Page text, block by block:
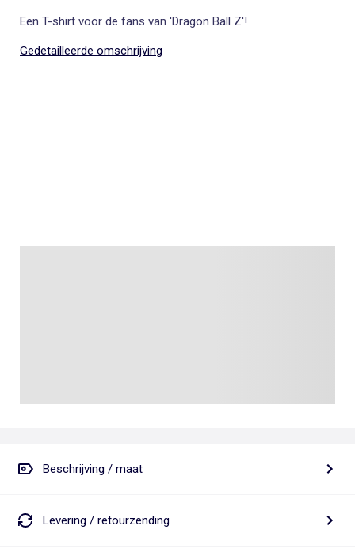
Een T-shirt voor de fans van 'Dragon Ball Z'!
Gedetailleerde omschrijving
Beschrijving / maat
Levering / retourzending